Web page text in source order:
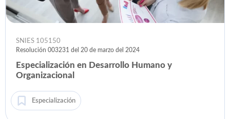
SNIES 105150
Resolución 003231 del 20 de marzo del 2024
Especialización en Desarrollo Humano y
Organizacional
Especialización